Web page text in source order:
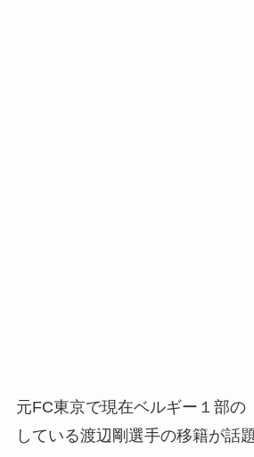
元FC東京で現在ベルギー１部の
している渡辺剛選手の移籍が話